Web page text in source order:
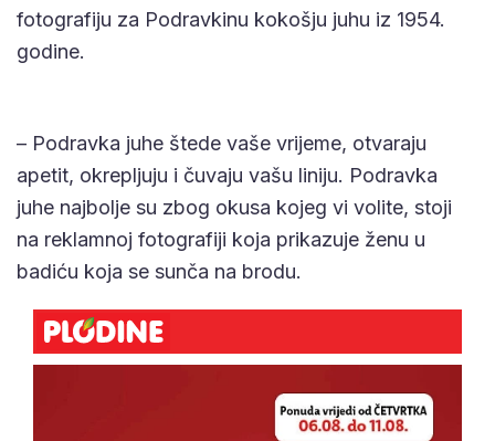
fotografiju za Podravkinu kokošju juhu iz 1954.
godine.
– Podravka juhe štede vaše vrijeme, otvaraju
apetit, okrepljuju i čuvaju vašu liniju. Podravka
juhe najbolje su zbog okusa kojeg vi volite, stoji
na reklamnoj fotografiji koja prikazuje ženu u
badiću koja se sunča na brodu.